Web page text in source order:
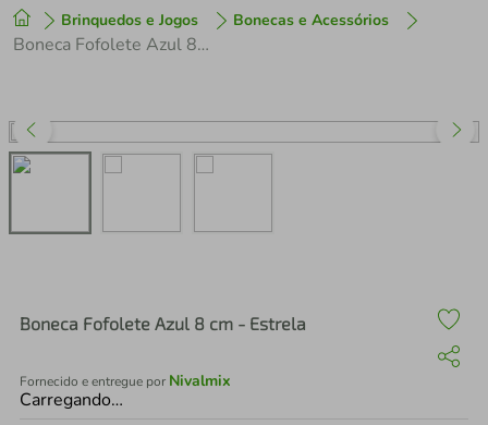
Brinquedos e Jogos Bonecas e Acessórios
Boneca Fofolete Azul 8 cm - Estrela
Boneca Fofolete Azul 8 cm - Estrela
Fornecido e entregue por Nivalmix
Carregando…
1º tenis
perfume